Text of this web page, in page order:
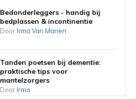
Bedonderleggers - handig bij
bedplassen & incontinentie
DoorIrma Van Manen
Tanden poetsen bij dementie:
praktische tips voor
mantelzorgers
DoorIrma